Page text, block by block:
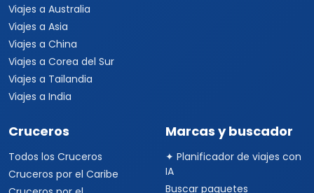
Viajes a Medio Oriente
Viajes a Alemania
Viajes a Suiza
Viajes a África
Viajes a Sudáfrica
Viajes a Kenia
Viajes a Australia
Viajes a Asia
Viajes a Corea del Sur